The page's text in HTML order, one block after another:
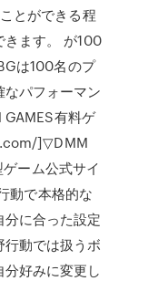
とができる程
きます。 が100
は100名のプ
パフォーマン
有料ゲ
]▽DMM
ーム公式サイ
動で本格的な
に合った設定
動では扱うボ
好みに変更し